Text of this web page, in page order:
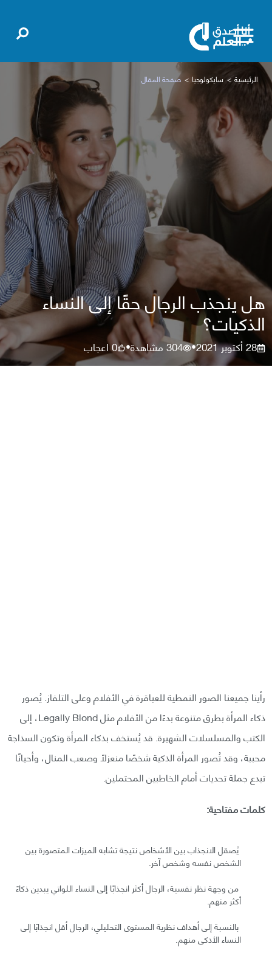
الرئيسية سايكولوجيا صفحة المقال
هل ينجذب الرجال حقًا إلى النساء
الذكيات؟
28 أكتوبر 2021 •
304مشاهدة•
0اعجاب
رأينا جميعنا الصور النمطية للعباقرة في الأفلام وعلى التلفاز. يُصور
ذكاء المرأة بطرق متنوعة بدءًا من الأفلام مثل Legally Blond، إلى
الكتب والمسلسلات الشهيرة. قد يُستخف بذكاء المرأة وتكون السذاجة
محببة، وقد تُصور المرأة الذكية شخصًا منعزلًا وصعب المنال، وأحيانًا
تبدع جملة تحديات أمام الخاطبين المحتملين.
كلمات مفتاحية:
يُصقل الانجذاب بين الأشخاص نتيجة تشابه الميزات المتصورة بين
الشخص نفسه وشخص آخر.
من وجهة نظر نفسية، الرجال أكثر انجذابًا إلى النساء اللواتي يبدين ذكاءً
أكثر منهم.
بالنسبة إلى أهداف نظرية المستوى التحليلي، الرجال أقل انجذابًا إلى
النساء الأذكى منهم.